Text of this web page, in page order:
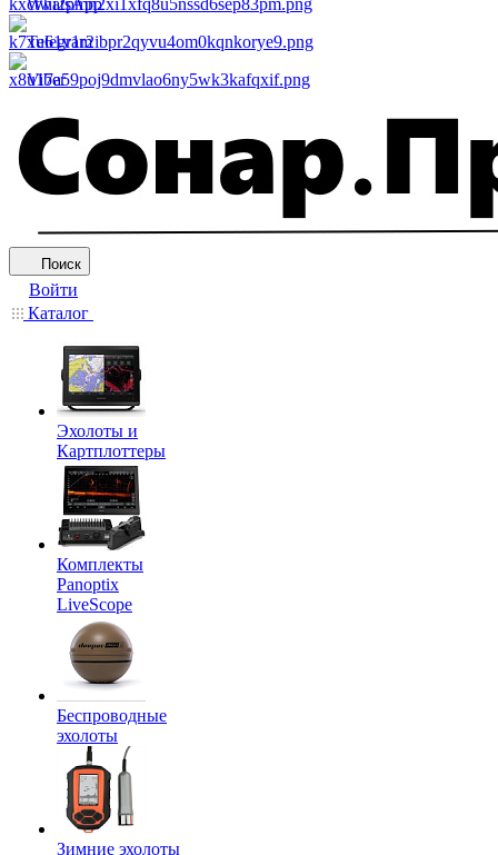
WhatsApp
Telegram
Viber
Поиск
Войти
Каталог
Эхолоты и
Картплоттеры
Комплекты
Panoptix
LiveScope
Беспроводные
эхолоты
Зимние эхолоты